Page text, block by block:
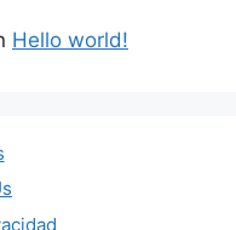
Hello world!